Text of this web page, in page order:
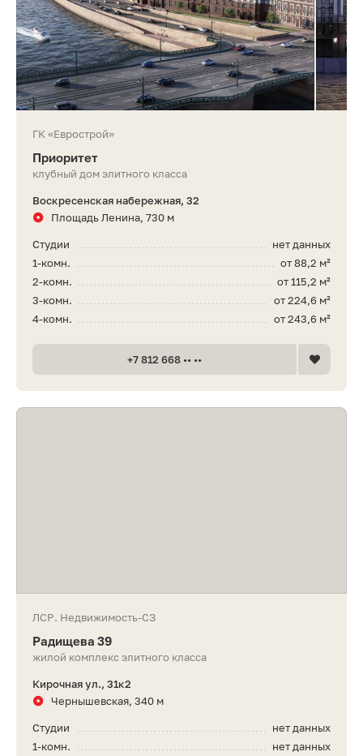
ГК «Еврострой»
Приоритет
клубный дом элитного класса
Воскресенская набережная, 32
Площадь Ленина, 730 м
нет данных
Студии
от 88,2 м²
1-комн.
от 115,2 м²
2-комн.
от 224,6 м²
3-комн.
от 243,6 м²
4-комн.
+7 812 668 •• ••
ЛСР. Недвижимость-СЗ
Радищева 39
жилой комплекс элитного класса
Кирочная ул., 31к2
Чернышевская, 340 м
нет данных
Студии
нет данных
1-комн.